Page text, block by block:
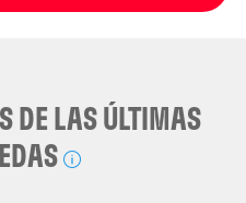
DE LAS ÚLTIMAS